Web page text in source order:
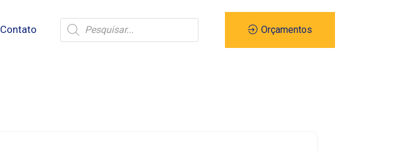
Contato
Pesquisar
produtos
Orçamentos